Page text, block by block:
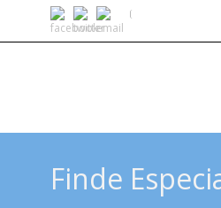
Finde